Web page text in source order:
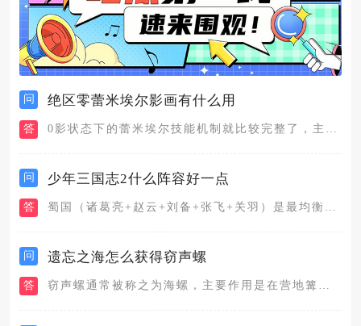
问 绝区零蕾米埃尔影画有什么用
答
问 少年三国志2什么阵容好一点
答
问 遗忘之海怎么获得窃声螺
答